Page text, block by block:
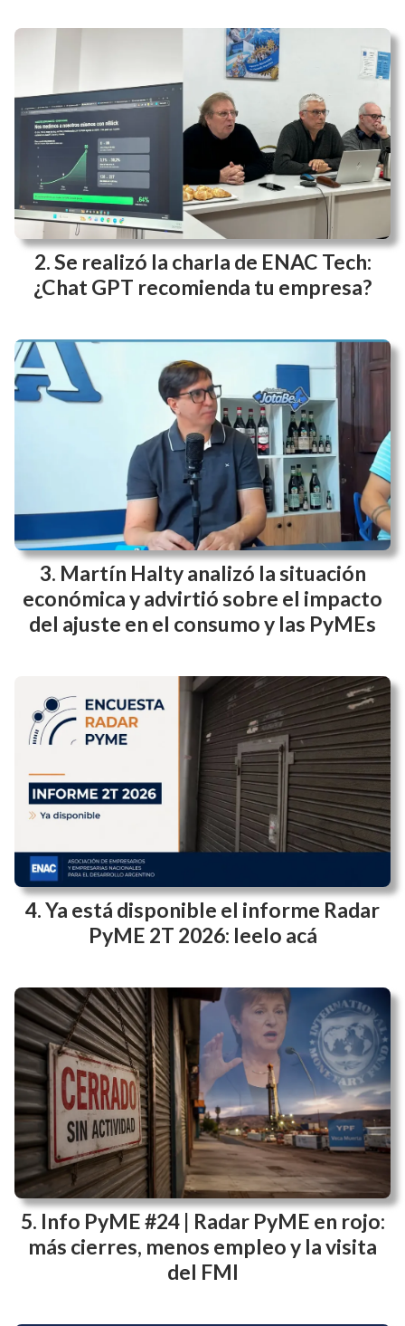
Se realizó la charla de ENAC Tech:
¿Chat GPT recomienda tu empresa?
Martín Halty analizó la situación
económica y advirtió sobre el impacto
del ajuste en el consumo y las PyMEs
Ya está disponible el informe Radar
PyME 2T 2026: leelo acá
Info PyME #24 | Radar PyME en rojo:
más cierres, menos empleo y la visita
del FMI